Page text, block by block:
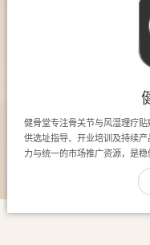
健骨堂专注骨关节与风湿理疗
供选址指导、开业培训及持续
力与统一的市场推广资源，是稳